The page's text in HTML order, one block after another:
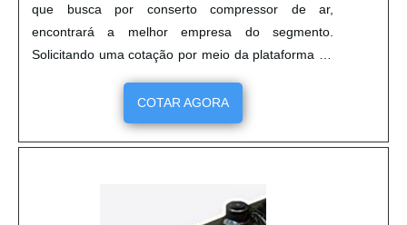
que busca por conserto compressor de ar,
encontrará a melhor empresa do segmento.
Solicitando uma cotação por meio da plataforma de
divulgação das indústrias e achando a melhor
referência em qualidade do mercado. É importante
lembrar que o produto deve sempre ser adquirido
com empresas especializadas no segmento. Esse
com substituições frequentes de peças defeituosas.
COTAR AGORA